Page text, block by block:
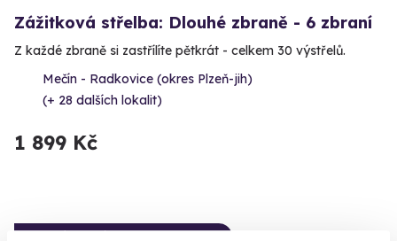
Zážitková střelba: Dlouhé zbraně - 6 zbraní
Z každé zbraně si zastřílíte pětkrát - celkem 30 výstřelů.
Mečín - Radkovice (okres Plzeň-jih)
(+ 28 dalších lokalit)
1 899 Kč
Volný termín už 12. 08. 2026